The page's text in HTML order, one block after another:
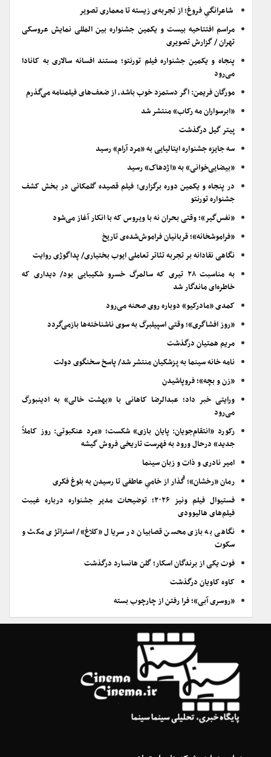
شاعرانگیِ فروغ؛ از تجربه‌ی زیسته تا معماری تصویر
مراسم افتتاحیه بیست و یکمین جشنواره بین المللی نمایش عروسکی
تهران / گزارش تصویری
پنجاه و یکمین جشنواره فیلم تورنتو؛ مستند افسانه سالاری به کانادا
می‌رود
مورگان فریمن: اگر دستمزد خوب باشد، از ضعف‌های فیلمنامه می‌گذرم
«ابرسواران مه رکاب» منتشر شد
پیتر گیل درگذشت
سه جایزه جشنواره ایتالیایی به «مرد آرام» رسید
«بیضایی‌خوانی» به «اژدهاک» رسید
در پنجاه و یکمین دوره برگزاری؛ فیلم قصیده گلمکانی در بخش کشف
جشنواره تورنتو
«نفس‌گیر»؛ وقتی بحران نه با ویروس که با انکار آغاز می‌شود
«فراموشخانه»؛ قربانیان فراموش‌شده‌ی تاریخ
نگاهی نقادانه بر تجربه تئاتر تعاملی ایوب بختیاری/ پداگوژی روایت
به مناسبت ۲۸ تیری که سالمرگ خسرو شکیبایی بود/ دیداری که
خاطره‌ای ماندگار شد
کمدی «مادرکیو» دوباره روی صحنه می‌رود
«روز افشاگری»؛ وقتی اسپیلبرگ به سوی ناشناخته‌ها بازمی‌گردد
مریم همتیان درگذشت
نامه خانه سینما به پزشکیان منتشر شد/ پاسخ سخنگوی دولت
«زن و بچه»؛ فروپاشیدن
ورایتی خبر داد؛ عبدالرضا کاهانی با «بهشت خالی» به ادینبورگ
می‌رود
رکورد «انتقام‌جویان: پایان بازی» شکست؛ «مرد عنکبوتی: روز کاملاً
جدید» درحال ورود به فهرست تاریخی فروش گیشه
امیر نادری و ذات و زبان سینما
رمان «رخشان»؛ گُذار از خامیِ عاطفی تا رسیدن به بلوغ فکری
فستیوال فیلم ونیز ۲۰۲۶؛ توضیحات مدیر جشنواره درباره غیبت
فیلم‌های هالیوودی
نگاهی به بازی محسن قصابیان در سریال «کلاغ»/ استراتژی مکث و
سکوت
فوت یکی از برندگان اسکار؛ گلن هانسارد درگذشت
کاوه کاویان درگذشت
«روسری آبی»؛ فرا رفتن از چارچوب بسته